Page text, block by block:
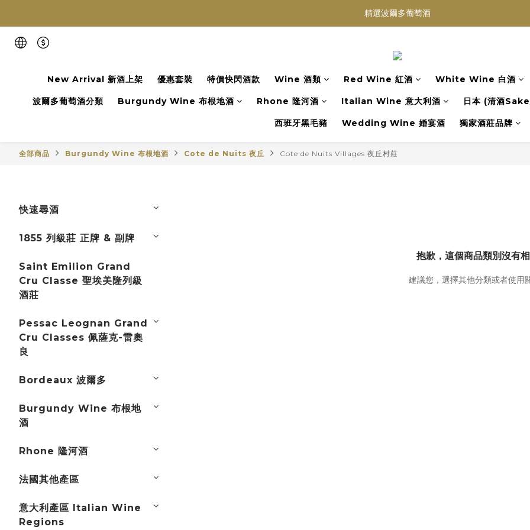
買滿任何酒類 六支 或買滿 $1200 (不限支數) 皆可享免費送貨
Wedding Wine 婚宴酒試酒服務
買滿任何酒類 六支 或買滿 $1200 (不限支數) 皆可享免費送貨
New Arrival 新酒上架 優惠套裝 特價快閃酒款 Wine 酒類 Red Wine 紅酒 White Wine 白酒
波爾多葡萄酒分類 Burgundy Wine 布根地酒 Rhone 隆河酒 Italian Wine 意大利酒 日本 (清酒
西班牙黑毛豬 Wedding Wine 婚宴酒 獨家酒莊品牌
全部商品 Burgundy Wine 布根地酒 Cote de Nuits 夜丘 Cote de Nuits Villages 夜丘村莊
快速尋酒
1855 列級莊 正牌 & 副牌
Saint Emilion Grand
Cru Classe 聖埃美隆列級
酒莊
Pessac Leognan Grand
Cru Classes 佩薩克-雷奧
良
Bordeaux 波爾多
Burgundy Wine 布根地
酒
Rhone 隆河酒
法國其他產區
意大利產區 Italian Wine
Regions
抱歉，這個商品類別沒有
建議您，選擇其他分類或者使用